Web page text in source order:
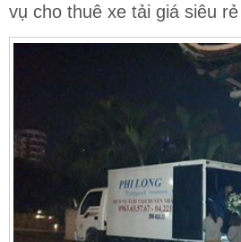
vụ cho thuê xe tải giá siêu